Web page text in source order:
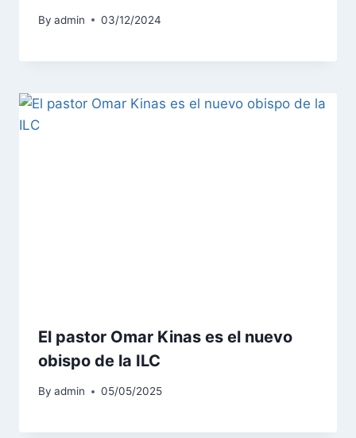
By admin 03/12/2024
El pastor Omar Kinas es el nuevo
obispo de la ILC
By admin 05/05/2025